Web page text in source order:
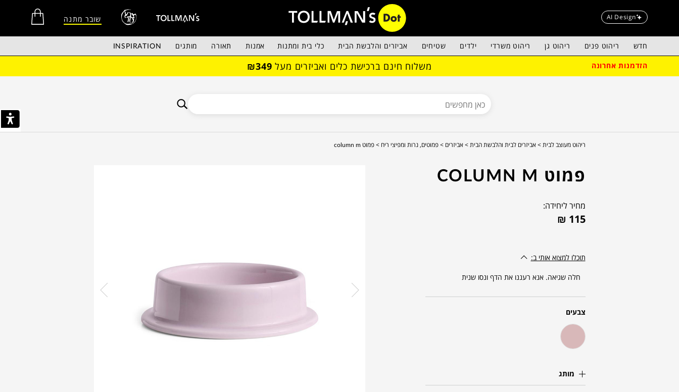
AI Design שובר מתנה
חדש ריהוט פנים ריהוט גן ריהוט משרדי ילדים שטיחים אביזרים והלבשת הבית כלי בית ומתנות אמנות תאורה מותגים INSPIRATION
הזדמנות אחרונה משלוח חינם ברכישת כלים ואביזרים מעל ₪349
ריהוט מעוצב לבית > אביזרים לבית והלבשת הבית > אביזרים > פמוטים, נרות ומפיצי ריח > פמוט column m
פמוט COLUMN M
מחיר ליחידה:
₪ 115
תוכלו למצוא אותי ב:
חלה שגיאה. אנא רעננו את הדף ונסו שנית
צבעים
מותג